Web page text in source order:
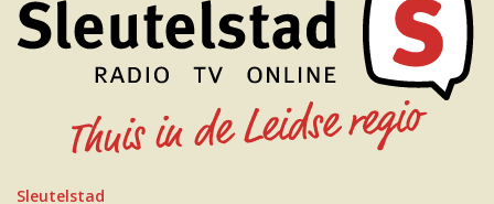
Sleutelstad